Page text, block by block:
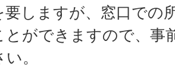
しますが、窓口での
ができますので、事
。